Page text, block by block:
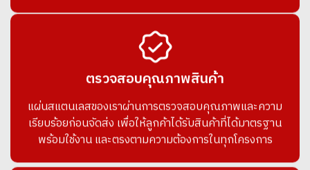
ตรวจสอบคุณภาพสินค้า
แผ่นสแตนเลสของเราผ่านการตรวจสอบคุณภาพและความ
เรียบร้อยก่อนจัดส่ง เพื่อให้ลูกค้าได้รับสินค้าที่ได้มาตรฐาน
พร้อมใช้งาน และตรงตามความต้องการในทุกโครงการ